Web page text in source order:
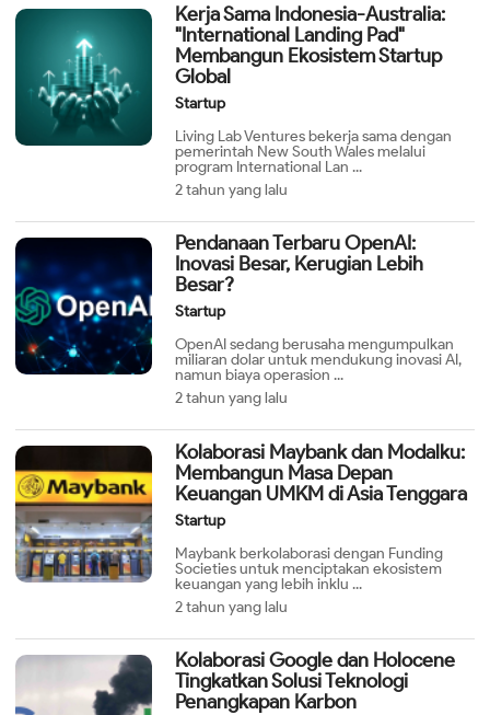
Kerja Sama Indonesia-Australia:
"International Landing Pad"
Membangun Ekosistem Startup
Global
Startup
Living Lab Ventures bekerja sama dengan
pemerintah New South Wales melalui
program International Lan ...
2 tahun yang lalu
Pendanaan Terbaru OpenAI:
Inovasi Besar, Kerugian Lebih
Besar?
Startup
OpenAI sedang berusaha mengumpulkan
miliaran dolar untuk mendukung inovasi AI,
namun biaya operasion ...
2 tahun yang lalu
Kolaborasi Maybank dan Modalku:
Membangun Masa Depan
Keuangan UMKM di Asia Tenggara
Startup
Maybank berkolaborasi dengan Funding
Societies untuk menciptakan ekosistem
keuangan yang lebih inklu ...
2 tahun yang lalu
Kolaborasi Google dan Holocene
Tingkatkan Solusi Teknologi
Penangkapan Karbon